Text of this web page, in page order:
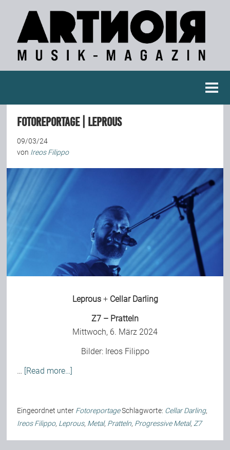
Konzertberichte
Fotoreportagen
Interviews
Weitere Berichte
Bild-Archiv
Alles andere
Backstage
Kontakt
Fotoreportage | Leprous
09/03/24
von Ireos Filippo
Leprous+ Cellar Darling
Z7 – Pratteln
Mittwoch, 6. März 2024
Bilder: Ireos Filippo
… [Read more…]
Eingeordnet unter FotoreportageSchlagworte: Cellar Darling,
Ireos Filippo, Leprous, Metal, Pratteln, Progressive Metal, Z7